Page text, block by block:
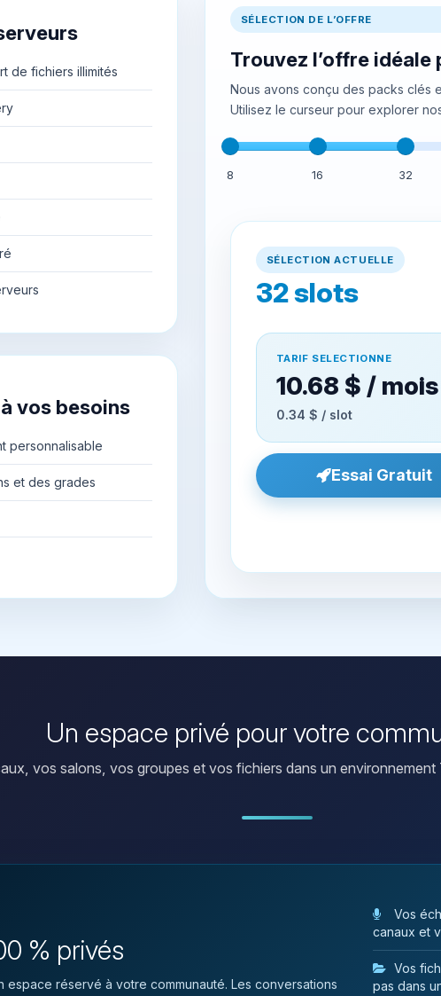
de fichiers illimités
vos besoins
personnalisable
et des grades
SÉLECTION DE L’OFFRE
Trouvez l’offre idéale
Nous avons conçu des packs clés
Utilisez le curseur pour explorer
8 16 32
SÉLECTION ACTUELLE
32slots
TARIF SELECTIONNE
10.68 $ / mois
0.34 $ / slot
Essai Gratuit
Un espace privé pour votre
vos salons, vos groupes et vos fichiers dans un
% privés
espace réservé à votre communauté. Les conversations
Vos
canaux et
Vos
pas dans